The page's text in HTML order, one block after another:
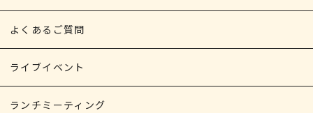
よくあるご質問
ライブイベント
ランチミーティング